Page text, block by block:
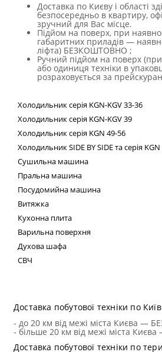
Доставка по Києву і області
безпосередньо в квартиру,
зручний для Вас місце.
Підйом на поверх, при
габаритних приладів —
ліфта) БЕЗКОШТОВНО ;
Ручний підйом на поверх (при
або одиниця техніки в
розраховується за
Холодильниксерія KGN-KGV33-36
Холодильник серія KGN-KGV39
Холодильник серія KGN 49-56
ХолодильникSIDE BYSIDEта серія KGN
Сушильна машина
Пральна машина
Посудомийна машина
Витяжка
Кухонна плита
Варильна поверхня
Духова шафа
СВЧ
Доставка побутової техніки по
- до 20 км від межі міста Києва —
- більше 20 км від межі міста
Доставка побутової техніки по